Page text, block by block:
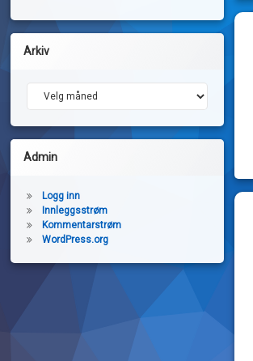
John
Arkiv
Admin
Logg inn
Innleggsstrøm
Kommentarstrøm
WordPress.org